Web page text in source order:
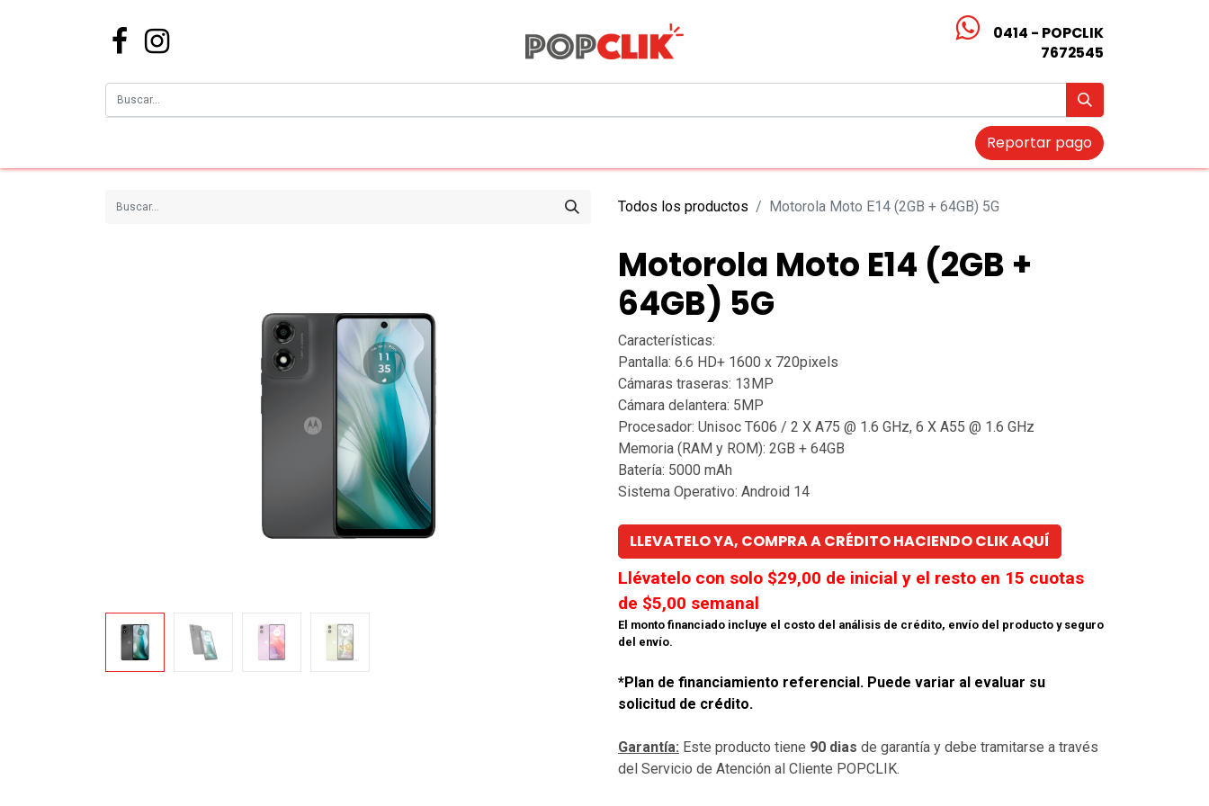
0414 - POPCLIK
7672545
Reportar pago
Todos los productos Motorola Moto E14 (2GB + 64GB) 5G
Motorola Moto E14 (2GB +
64GB) 5G
Características:
Pantalla: 6.6 HD+ 1600 x 720pixels
Cámaras traseras: 13MP
Cámara delantera: 5MP
Procesador: Unisoc T606 / 2 X A75 @ 1.6 GHz, 6 X A55 @ 1.6 GHz
Memoria (RAM y ROM): 2GB + 64GB
Batería: 5000 mAh
Sistema Operativo: Android 14
LLEVATELO YA, COMPRA A CRÉDITO HACIENDO CLIK AQUÍ
Llévatelo con solo $29,00 de inicial y el resto en 15 cuotas
de $5,00 semanal
El monto financiado incluye el costo del análisis de crédito, envío del producto y seguro
del envío.
*Plan de financiamiento referencial. Puede variar al evaluar su
solicitud de crédito.
Garantía: Este producto tiene 90 dias de garantía y debe tramitarse a través
del Servicio de Atención al Cliente POPCLIK.